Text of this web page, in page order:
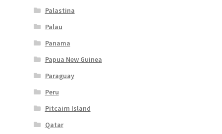
Palastina
Palau
Panama
Papua New Guinea
Paraguay
Peru
Pitcairn Island
Qatar